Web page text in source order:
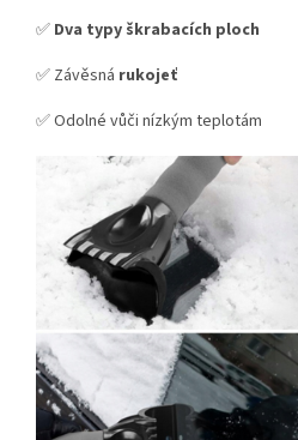
✅ Dva typy škrabacích ploch
✅ Závěsná rukojeť
✅ Odolné vůči nízkým teplotám